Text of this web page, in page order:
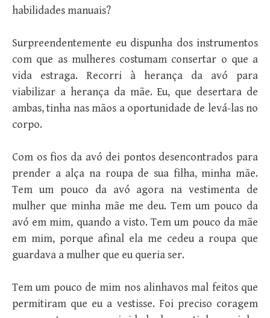
habilidades manuais?
Surpreendentemente eu dispunha dos instrumentos
com que as mulheres costumam consertar o que a
vida estraga. Recorri à herança da avó para
viabilizar a herança da mãe. Eu, que desertara de
ambas, tinha nas mãos a oportunidade de levá-las no
corpo.
Com os fios da avó dei pontos desencontrados para
prender a alça na roupa de sua filha, minha mãe.
Tem um pouco da avó agora na vestimenta de
mulher que minha mãe me deu. Tem um pouco da
avó em mim, quando a visto. Tem um pouco da mãe
em mim, porque afinal ela me cedeu a roupa que
guardava a mulher que eu queria ser.
Tem um pouco de mim nos alinhavos mal feitos que
permitiram que eu a vestisse. Foi preciso coragem